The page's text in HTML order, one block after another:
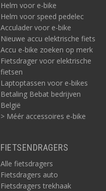
Helm voor e-bike
Helm voor speed pedelec
Acculader voor e-bike
Nieuwe accu elektrische fiets
Accu e-bike zoeken op merk
Fietsdrager voor elektrische
fietsen
Laptoptassen voor e-bikes
Betaling Bebat bedrijven
België
> Méér accessoires e-bike
FIETSENDRAGERS
Alle fietsdragers
Fietsdragers auto
Fietsdragers trekhaak